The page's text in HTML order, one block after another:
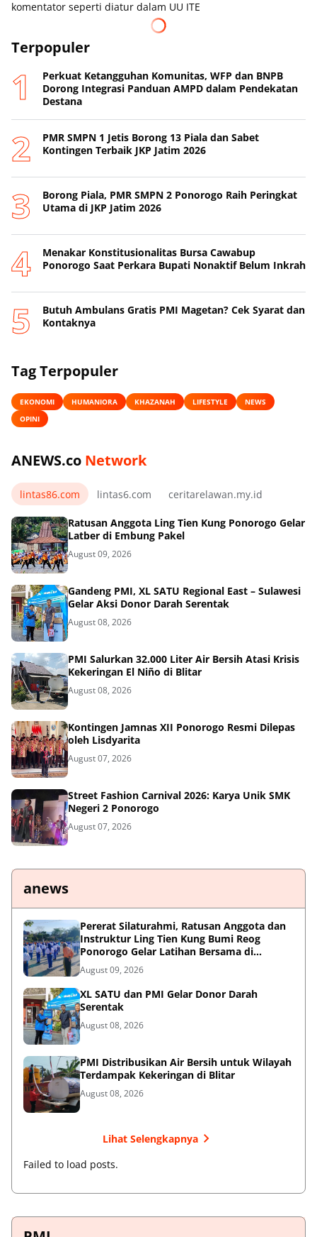
komentator seperti diatur dalam UU ITE
Terpopuler
Perkuat Ketangguhan Komunitas, WFP dan BNPB
Dorong Integrasi Panduan AMPD dalam Pendekatan
Destana
PMR SMPN 1 Jetis Borong 13 Piala dan Sabet
Kontingen Terbaik JKP Jatim 2026
Borong Piala, PMR SMPN 2 Ponorogo Raih Peringkat
Utama di JKP Jatim 2026
Menakar Konstitusionalitas Bursa Cawabup
Ponorogo Saat Perkara Bupati Nonaktif Belum Inkrah
Butuh Ambulans Gratis PMI Magetan? Cek Syarat dan
Kontaknya
Tag Terpopuler
EKONOMI HUMANIORA KHAZANAH LIFESTYLE
NEWS
OPINI
ANEWS.co Network
lintas86.com lintas6.com ceritarelawan.my.id
Ratusan Anggota Ling Tien Kung Ponorogo Gelar
Latber di Embung Pakel
August 09, 2026
Gandeng PMI, XL SATU Regional East – Sulawesi
Gelar Aksi Donor Darah Serentak
August 08, 2026
PMI Salurkan 32.000 Liter Air Bersih Atasi Krisis
Kekeringan El Niño di Blitar
August 08, 2026
Kontingen Jamnas XII Ponorogo Resmi Dilepas
oleh Lisdyarita
August 07, 2026
Street Fashion Carnival 2026: Karya Unik SMK
Negeri 2 Ponorogo
August 07, 2026
anews
Pererat Silaturahmi, Ratusan Anggota dan
Instruktur Ling Tien Kung Bumi Reog
Ponorogo Gelar Latihan Bersama di
Embung Pakel
August 09, 2026
XL SATU dan PMI Gelar Donor Darah
Serentak
August 08, 2026
PMI Distribusikan Air Bersih untuk Wilayah
Terdampak Kekeringan di Blitar
August 08, 2026
Lihat Selengkapnya
Failed to load posts.